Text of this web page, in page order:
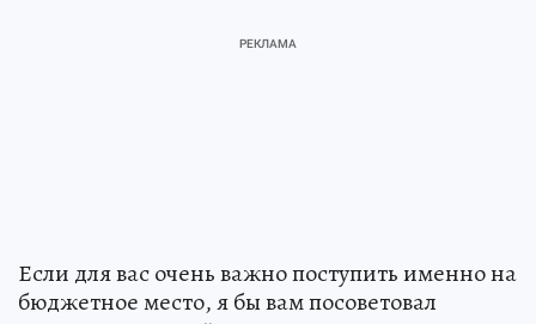
Если для вас очень важно поступить именно на
бюджетное место, я бы вам посоветовал